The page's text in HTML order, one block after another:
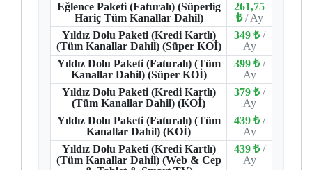
Eğlence Paketi (Faturalı) (Süperlig
Hariç Tüm Kanallar Dahil)
261,75
₺ / Ay
Yıldız Dolu Paketi (Kredi Kartlı)
(Tüm Kanallar Dahil) (Süper KOİ)
349 ₺ /
Ay
Yıldız Dolu Paketi (Faturalı) (Tüm
Kanallar Dahil) (Süper KOİ)
399 ₺ /
Ay
Yıldız Dolu Paketi (Kredi Kartlı)
(Tüm Kanallar Dahil) (KOİ)
379 ₺ /
Ay
Yıldız Dolu Paketi (Faturalı) (Tüm
Kanallar Dahil) (KOİ)
439 ₺ /
Ay
Yıldız Dolu Paketi (Kredi Kartlı)
(Tüm Kanallar Dahil) (Web & Cep
439 ₺ /
Ay